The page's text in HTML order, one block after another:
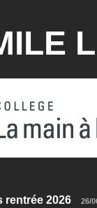
rentrée 2026